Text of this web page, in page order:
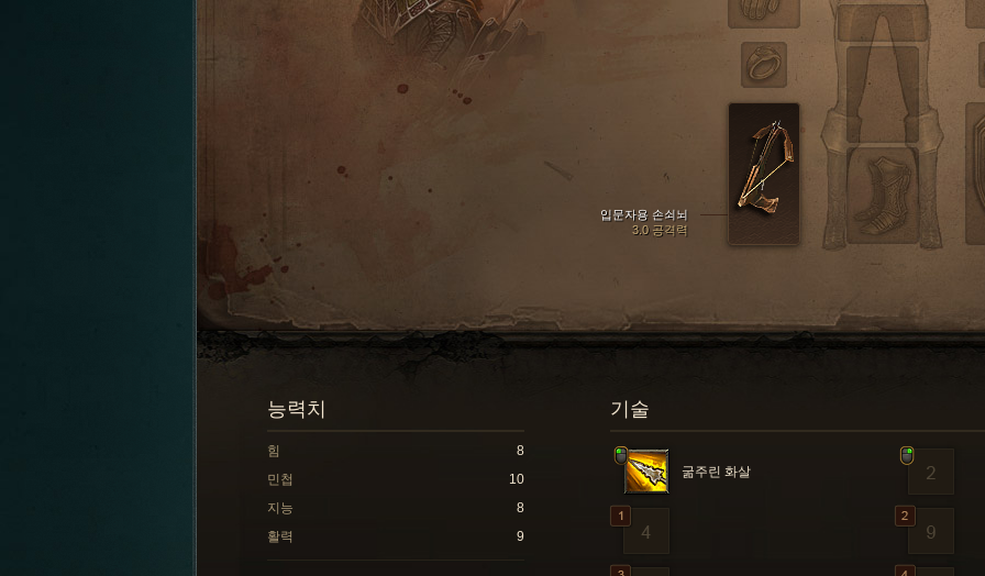
입문자용 손쇠뇌
3.0 공격력
기술
굶주린 화살
능력치
힘
8
민첩
10
지능
8
활력
9